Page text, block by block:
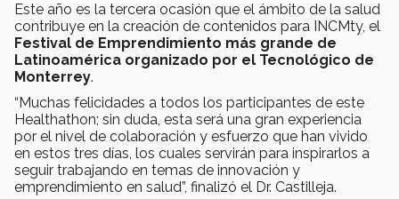
Este año es la tercera ocasión que el ámbito de la salud
contribuye en la creación de contenidos para INCMty, el
Festival de Emprendimiento más grande de
Latinoamérica organizado por el Tecnológico de
Monterrey.
“Muchas felicidades a todos los participantes de este
Healthathon; sin duda, esta será una gran experiencia
por el nivel de colaboración y esfuerzo que han vivido
en estos tres días, los cuales servirán para inspirarlos a
seguir trabajando en temas de innovación y
emprendimiento en salud”, finalizó el Dr. Castilleja.